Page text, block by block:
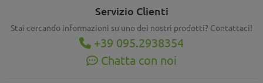
Servizio Clienti
Stai cercando informazioni su uno dei nostri prodotti? Contattaci!
+39 095.2938354
Chatta con noi